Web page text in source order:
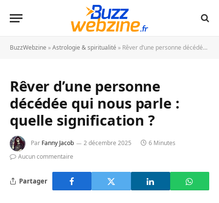
BuzzWebzine »Astrologie & spiritualité » Rêver d’une personne décédée qui nous parle : quelle signification ?
Rêver d’une personne
décédée qui nous parle :
quelle signification ?
Par Fanny Jacob 2 décembre 2025
6 Minutes
Aucun commentaire
Partager